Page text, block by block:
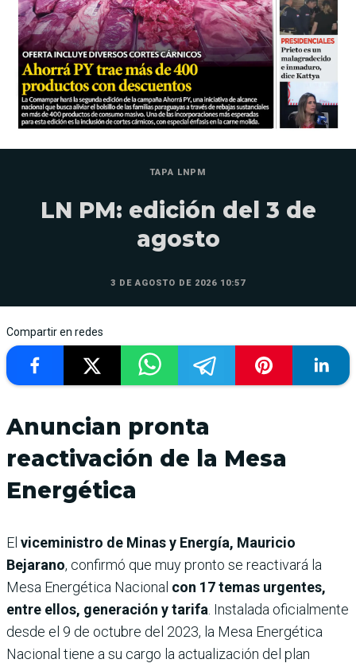
TAPA LNPM
LN PM: edición del 3 de
agosto
3 DE AGOSTO DE 2026 10:57
Compartir en redes
Anuncian pronta
reactivación de la Mesa
Energética
El viceministro de Minas y Energía, Mauricio
Bejarano, confirmó que muy pronto se reactivará la
Mesa Energética Nacional con 17 temas urgentes,
entre ellos, generación y tarifa. Instalada oficialmente
desde el 9 de octubre del 2023, la Mesa Energética
Nacional tiene a su cargo la actualización del plan